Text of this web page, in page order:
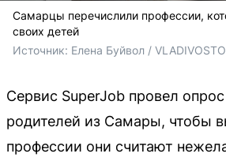
Самарцы перечислили профессии,
своих детей
Источник: Елена Буйвол /
Сервис SuperJob провел
родителей из Самары, чтобы
профессии они считают